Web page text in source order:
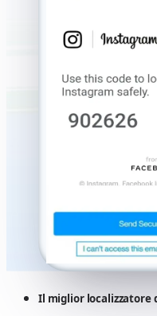
Il miglior localizzatore